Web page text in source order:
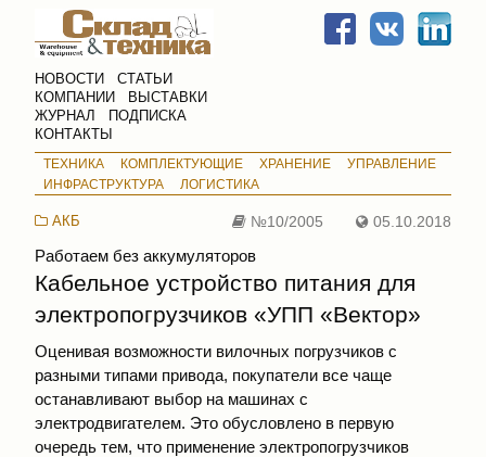
НОВОСТИ
СТАТЬИ
КОМПАНИИ
ВЫСТАВКИ
ЖУРНАЛ
ПОДПИСКА
КОНТАКТЫ
ТЕХНИКА КОМПЛЕКТУЮЩИЕ ХРАНЕНИЕ
УПРАВЛЕНИЕ
ИНФРАСТРУКТУРА
ЛОГИСТИКА
АКБ №10/2005 05.10.2018
Работаем без аккумуляторов
Кабельное устройство питания для
электропогрузчиков «УПП «Вектор»
Оценивая возможности вилочных погрузчиков с
разными типами привода, покупатели все чаще
останавливают выбор на машинах с
электродвигателем. Это обусловлено в первую
очередь тем, что применение электропогрузчиков